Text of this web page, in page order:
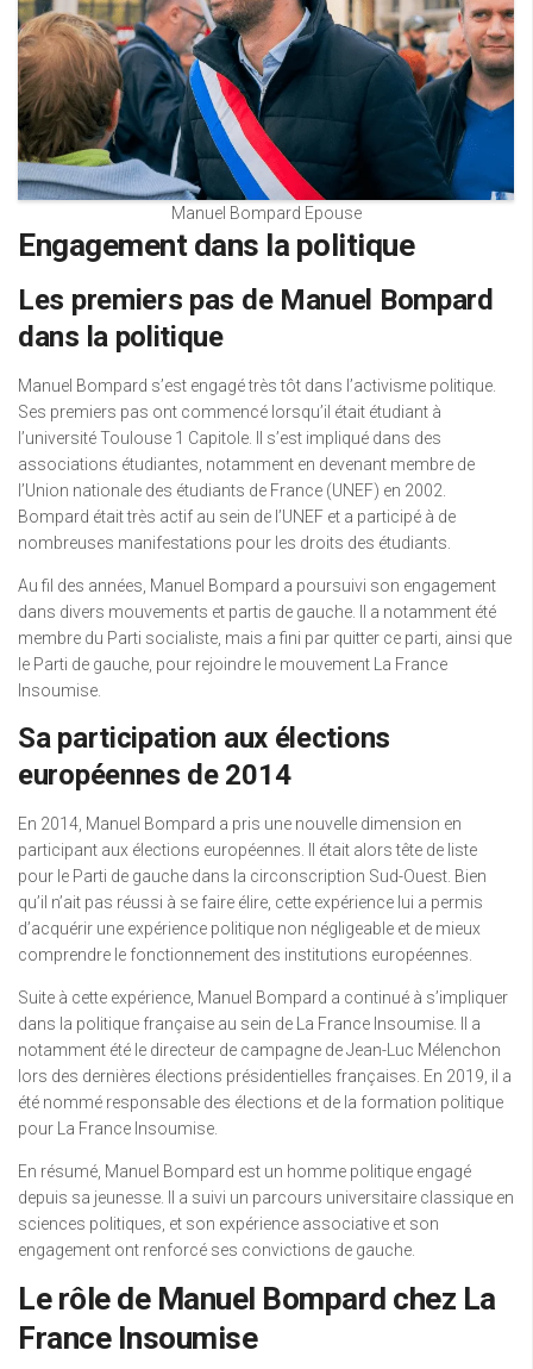
Manuel Bompard Epouse
Engagement dans la politique
Les premiers pas de Manuel Bompard
dans la politique
Manuel Bompard s’est engagé très tôt dans l’activisme politique.
Ses premiers pas ont commencé lorsqu’il était étudiant à
l’université Toulouse 1 Capitole. Il s’est impliqué dans des
associations étudiantes, notamment en devenant membre de
l’Union nationale des étudiants de France (UNEF) en 2002.
Bompard était très actif au sein de l’UNEF et a participé à de
nombreuses manifestations pour les droits des étudiants.
Au fil des années, Manuel Bompard a poursuivi son engagement
dans divers mouvements et partis de gauche. Il a notamment été
membre du Parti socialiste, mais a fini par quitter ce parti, ainsi que
le Parti de gauche, pour rejoindre le mouvement La France
Insoumise.
Sa participation aux élections
européennes de 2014
En 2014, Manuel Bompard a pris une nouvelle dimension en
participant aux élections européennes. Il était alors tête de liste
pour le Parti de gauche dans la circonscription Sud-Ouest. Bien
qu’il n’ait pas réussi à se faire élire, cette expérience lui a permis
d’acquérir une expérience politique non négligeable et de mieux
comprendre le fonctionnement des institutions européennes.
Suite à cette expérience, Manuel Bompard a continué à s’impliquer
dans la politique française au sein de La France Insoumise. Il a
notamment été le directeur de campagne de Jean-Luc Mélenchon
lors des dernières élections présidentielles françaises. En 2019, il a
été nommé responsable des élections et de la formation politique
pour La France Insoumise.
En résumé, Manuel Bompard est un homme politique engagé
depuis sa jeunesse. Il a suivi un parcours universitaire classique en
sciences politiques, et son expérience associative et son
engagement ont renforcé ses convictions de gauche.
Le rôle de Manuel Bompard chez La
France Insoumise